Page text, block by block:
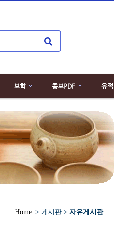
보학 종보PDF
유
Home > 게시판 > 자유게시판